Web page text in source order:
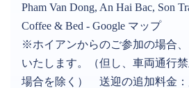
Pham Van Dong, An Hai Bac, Son
Coffee & Bed - Google マップ
※ホイアンからのご参加の場合
いたします。（但し、車両通行
場合を除く） 送迎の追加料金：